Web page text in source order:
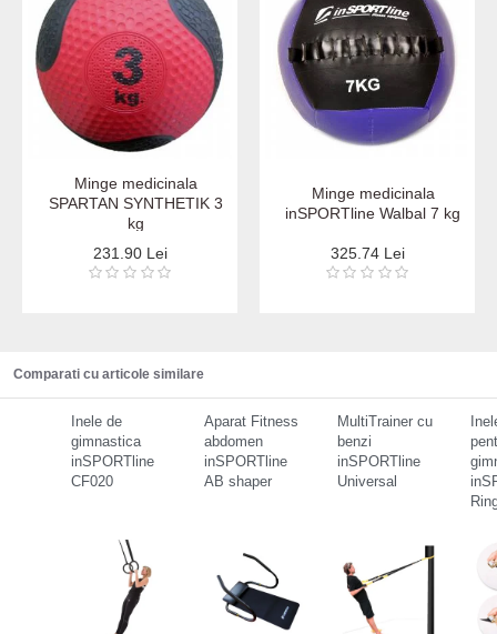
Minge medicinala
SPARTAN SYNTHETIK 3
kg
231.90 Lei
Minge medicinala
inSPORTline Walbal 7 kg
325.74 Lei
Comparati cu articole similare
Inele de
gimnastica
inSPORTline
CF020
Aparat Fitness
abdomen
inSPORTline
AB shaper
MultiTrainer cu
benzi
inSPORTline
Universal